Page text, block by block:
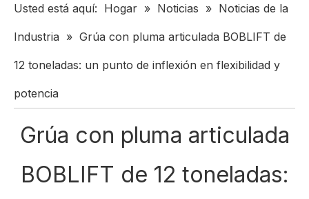
Usted está aquí: Hogar » Noticias » Noticias de la
Industria » Grúa con pluma articulada BOBLIFT de
12 toneladas: un punto de inflexión en flexibilidad y
potencia
Grúa con pluma articulada
BOBLIFT de 12 toneladas: